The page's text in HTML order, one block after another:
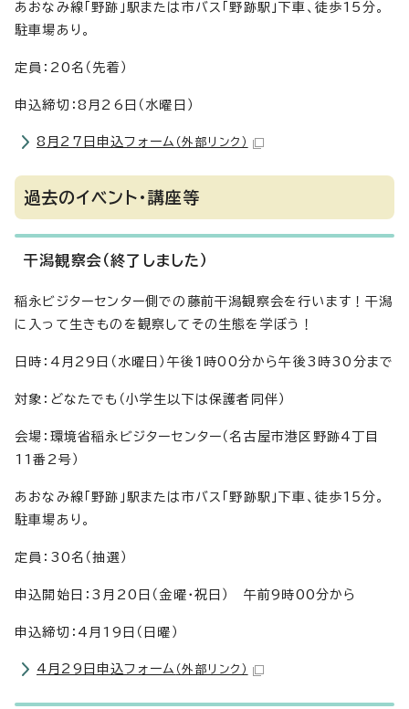
あおなみ線「野跡」駅または市バス「野跡駅」下車、徒歩15分。
駐車場あり。
定員：20名（先着）
申込締切：8月26日（水曜日）
8月27日申込フォーム （外部リンク）
過去のイベント・講座等
干潟観察会（終了しました）
稲永ビジターセンター側での藤前干潟観察会を行います！干潟
に入って生きものを観察してその生態を学ぼう！
日時：4月29日（水曜日）午後1時00分から午後3時30分まで
対象：どなたでも（小学生以下は保護者同伴）
会場：環境省稲永ビジターセンター（名古屋市港区野跡4丁目
11番2号）
あおなみ線「野跡」駅または市バス「野跡駅」下車、徒歩15分。
駐車場あり。
定員：30名（抽選）
申込開始日：3月20日（金曜・祝日） 午前9時00分から
申込締切：4月19日（日曜）
4月29日申込フォーム （外部リンク）